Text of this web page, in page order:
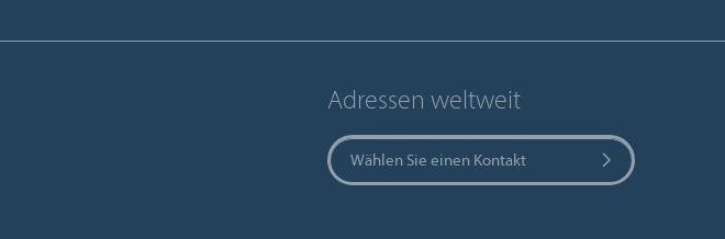
Adressen weltweit
Wählen Sie einen Kontakt